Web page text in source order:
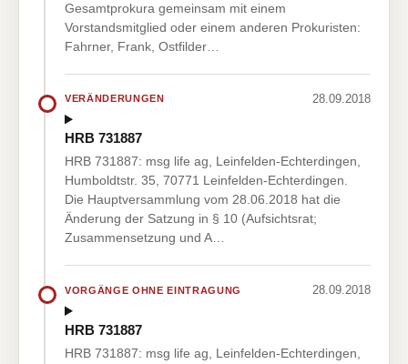
Gesamtprokura gemeinsam mit einem
Vorstandsmitglied oder einem anderen Prokuristen:
Fahrner, Frank, Ostfilder…
VERÄNDERUNGEN 28.09.2018
HRB 731887
HRB 731887: msg life ag, Leinfelden-Echterdingen,
Humboldtstr. 35, 70771 Leinfelden-Echterdingen.
Die Hauptversammlung vom 28.06.2018 hat die
Änderung der Satzung in § 10 (Aufsichtsrat;
Zusammensetzung und A…
VORGÄNGE OHNE EINTRAGUNG 28.09.2018
HRB 731887
HRB 731887: msg life ag, Leinfelden-Echterdingen,